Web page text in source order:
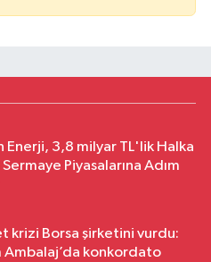
Enerji, 3,8 milyar TL'lik Halka
Piyasalarına Adım
krizi Borsa şirketini vurdu:
Ambalaj’da konkordato